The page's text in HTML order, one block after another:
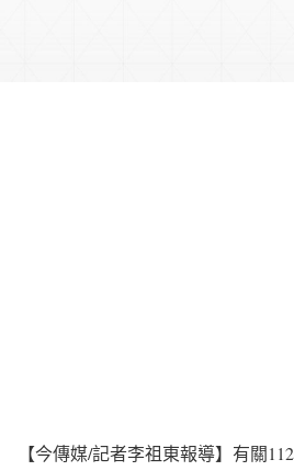
【今傳媒/記者李祖東報導】有關